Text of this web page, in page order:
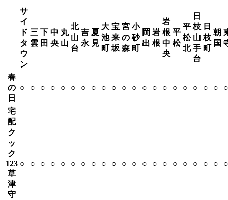
サ
イ
ド
タ
ウ
ン
三
雲
下
田
中
央
丸
山
北
山
台
吉
永
夏
見
大
池
町
宝
来
坂
宮
の
森
小
砂
町
岡
出
岩
根
岩
根
中
央
平
松
平
松
北
日
枝
山
手
台
日
枝
町
朝
国
春
の
日
○ ○ ○ ○ ○ ○ ○ ○ ○ ○ ○ ○ ○ ○ ○ ○ ○ ○ ○ ○ ○
宅
配
ク
ッ
ク
123
草
津
守
○ ○ ○ ○ ○ ○ ○ ○ ○ ○ ○ ○ ○ ○ ○ ○ ○ ○ ○ ○ ○